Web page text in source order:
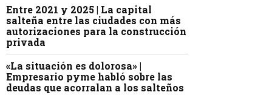
Entre 2021 y 2025 | La capital
salteña entre las ciudades con más
autorizaciones para la construcción
privada
«La situación es dolorosa» |
Empresario pyme habló sobre las
deudas que acorralan a los salteños